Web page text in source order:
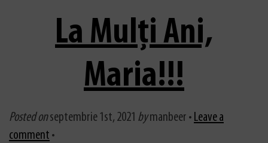
La Mulți Ani,
Maria!!!
Posted onseptembrie 1st, 2021 bymanbeer • Leave a
comment •